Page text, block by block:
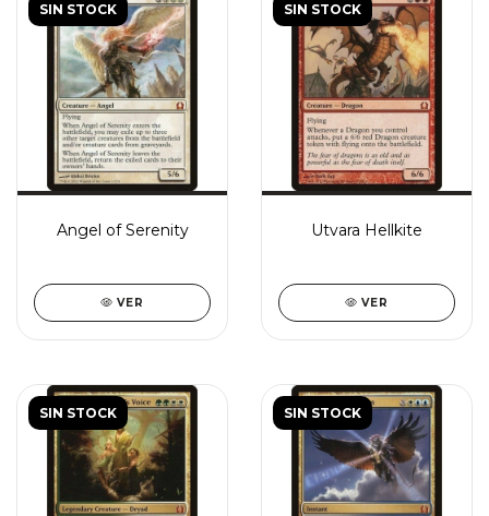
SIN STOCK
Angel of Serenity
VER
SIN STOCK
Utvara Hellkite
VER
SIN STOCK SIN STOCK